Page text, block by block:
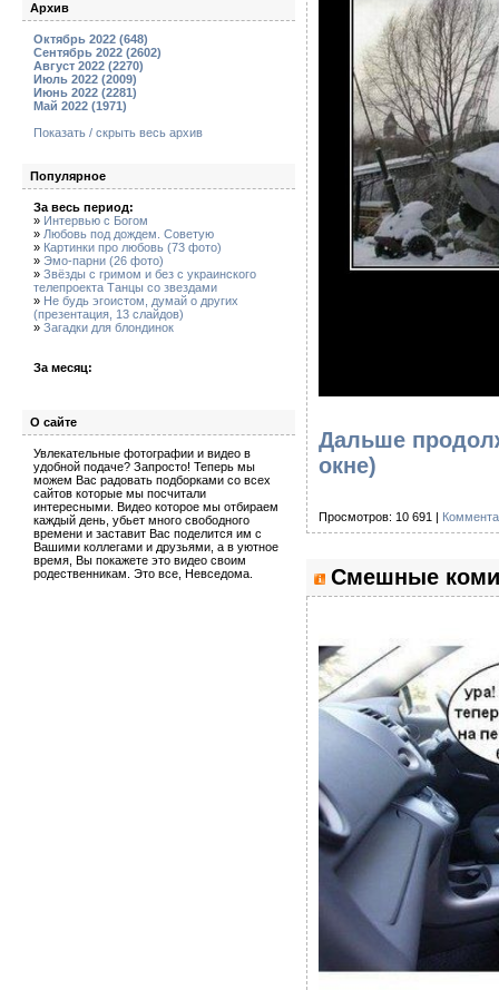
Архив
Октябрь 2022 (648)
Сентябрь 2022 (2602)
Август 2022 (2270)
Июль 2022 (2009)
Июнь 2022 (2281)
Май 2022 (1971)
Показать / скрыть весь архив
Популярное
За весь период:
» Интервью с Богом
» Любовь под дождем. Советую
» Картинки про любовь (73 фото)
» Эмо-парни (26 фото)
» Звёзды с гримом и без с украинского
телепроекта Танцы со звездами
» Не будь эгоистом, думай о других
(презентация, 13 слайдов)
» Загадки для блондинок
За месяц:
О сайте
Увлекательные фотографии и видео в
удобной подаче? Запросто! Теперь мы
можем Вас радовать подборками со всех
сайтов которые мы посчитали
интересными. Видео которое мы отбираем
каждый день, убьет много свободного
времени и заставит Вас поделится им с
Вашими коллегами и друзьями, а в уютное
время, Вы покажете это видео своим
родественникам. Это все, Невседома.
Дальше
окне)
Просмотров: 10 691 |
Смешные